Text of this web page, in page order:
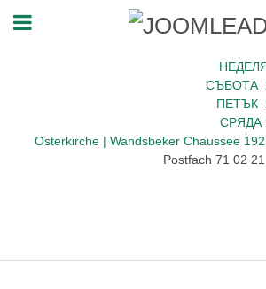
СЪБОТА
ПЕТЪК
СРЯДА
Osterkirche | Wandsbeker Chaussee
Postfach 71 02